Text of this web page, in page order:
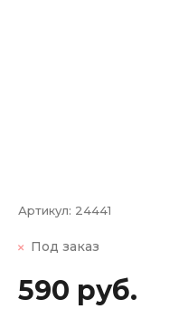
Артикул: 24441
Под заказ
590 руб.